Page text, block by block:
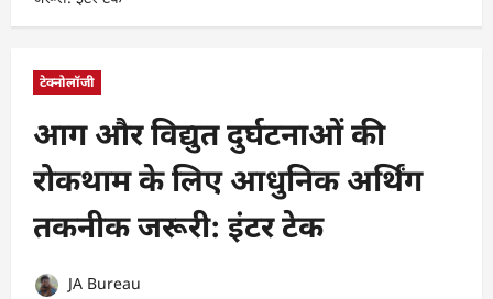
टेक्नोलॉजी
आग और विद्युत दुर्घटनाओं की
रोकथाम के लिए आधुनिक अर्थिंग
तकनीक जरूरी: इंटर टेक
JA Bureau